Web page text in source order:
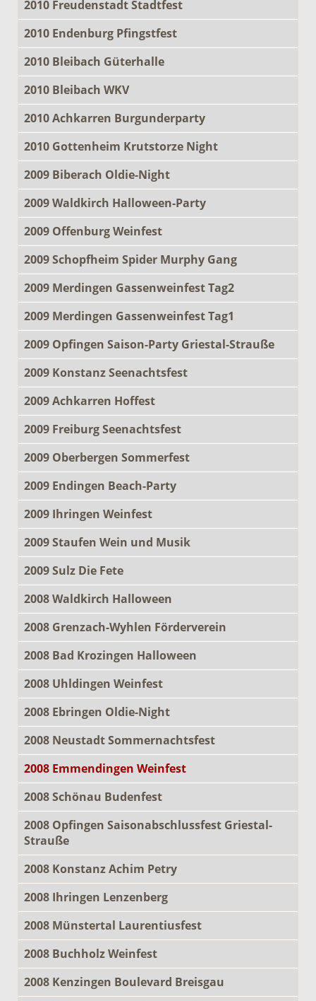
2010 Freudenstadt Stadtfest
2010 Endenburg Pfingstfest
2010 Bleibach Güterhalle
2010 Bleibach WKV
2010 Achkarren Burgunderparty
2010 Gottenheim Krutstorze Night
2009 Biberach Oldie-Night
2009 Waldkirch Halloween-Party
2009 Offenburg Weinfest
2009 Schopfheim Spider Murphy Gang
2009 Merdingen Gassenweinfest Tag2
2009 Merdingen Gassenweinfest Tag1
2009 Opfingen Saison-Party Griestal-Strauße
2009 Konstanz Seenachtsfest
2009 Achkarren Hoffest
2009 Freiburg Seenachtsfest
2009 Oberbergen Sommerfest
2009 Endingen Beach-Party
2009 Ihringen Weinfest
2009 Staufen Wein und Musik
2009 Sulz Die Fete
2008 Waldkirch Halloween
2008 Grenzach-Wyhlen Förderverein
2008 Bad Krozingen Halloween
2008 Uhldingen Weinfest
2008 Ebringen Oldie-Night
2008 Neustadt Sommernachtsfest
2008 Emmendingen Weinfest
2008 Schönau Budenfest
2008 Opfingen Saisonabschlussfest Griestal-
Strauße
2008 Konstanz Achim Petry
2008 Ihringen Lenzenberg
2008 Münstertal Laurentiusfest
2008 Buchholz Weinfest
2008 Kenzingen Boulevard Breisgau